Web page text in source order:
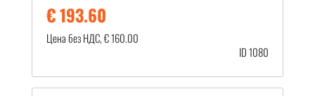
€ 193.60
Цена без НДС, € 160.00
ID 1080